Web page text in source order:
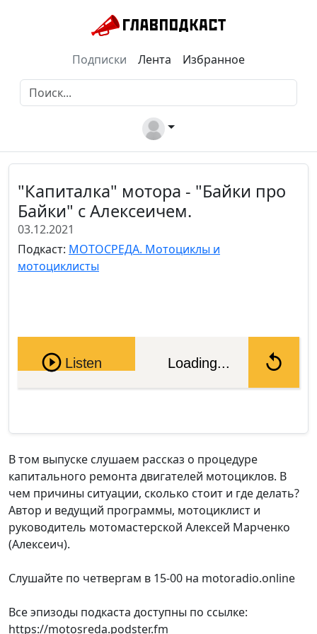
Подписки Лента Избранное
"Капиталка" мотора - "Байки про
Байки" с Алексеичем.
03.12.2021
Подкаст: МОТОСРЕДА. Мотоциклы и
мотоциклисты
Pause
Listen Loading...
В том выпуске слушаем рассказ о процедуре
капитального ремонта двигателей мотоциклов. В
чем причины ситуации, сколько стоит и где делать?
Автор и ведущий программы, мотоциклист и
руководитель мотомастерской Алексей Марченко
(Алексеич).
Слушайте по четвергам в 15-00 на motoradio.online
Все эпизоды подкаста доступны по ссылке:
https://motosreda.podster.fm